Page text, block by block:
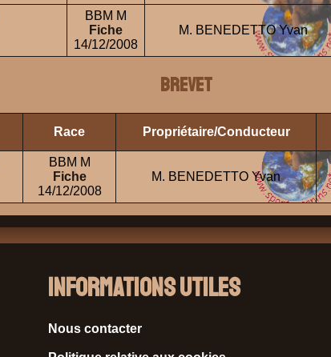
BBM M
Fiche
14/12/2008
M. BENEDETTO Yvan
BREVET
Race Propriétaire/Conducteur
BBM M
Fiche
14/12/2008
M. BENEDETTO Yvan
Informations Utiles
Nous contacter